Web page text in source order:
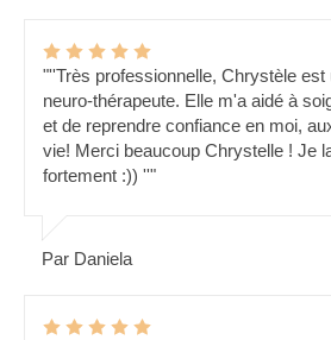
"''Très professionnelle, Chrystèle est
neuro-thérapeute. Elle m'a aidé à
et de reprendre confiance en moi,
vie! Merci beaucoup Chrystelle ! Je
fortement :)) ''"
Par Daniela